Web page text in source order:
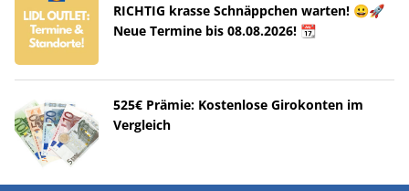
RICHTIG krasse Schnäppchen warten! 😀🚀
Neue Termine bis 08.08.2026! 📆
525€ Prämie: Kostenlose Girokonten im
Vergleich